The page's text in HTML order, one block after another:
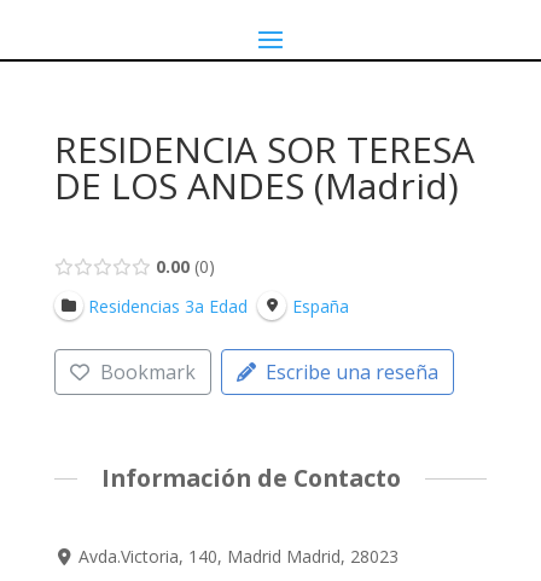
RESIDENCIA SOR TERESA
DE LOS ANDES (Madrid)
0.00 0
Residencias 3a Edad
España
Bookmark Escribe una reseña
Información de Contacto
Avda.Victoria, 140, Madrid Madrid, 28023